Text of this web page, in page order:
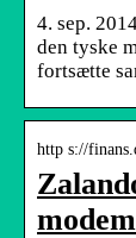
4. sep.
den tyske
fortsætte
http s://